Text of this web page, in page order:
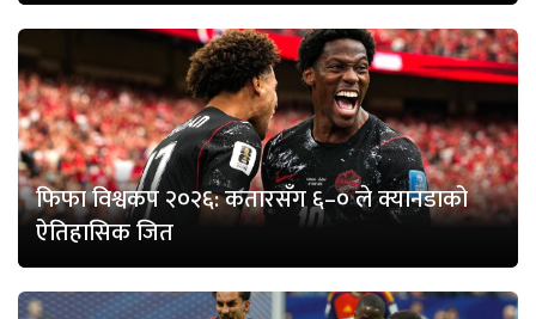
फिफा विश्वकप २०२६: कतारसँग ६–० ले क्यानडाको
ऐतिहासिक जित